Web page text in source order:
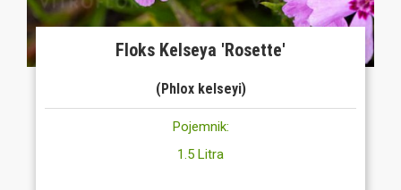
Floks Kelseya 'Rosette'
(Phlox kelseyi)
Pojemnik:
1.5 Litra